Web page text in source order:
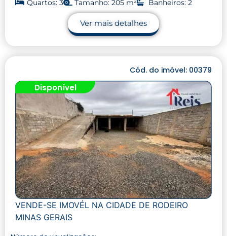
Quartos: 3 Tamanho: 205 m² Banheiros: 2
Ver mais detalhes
Cód. do imóvel: 00379
Disponível
VENDE-SE IMOVÉL NA CIDADE DE RODEIRO
MINAS GERAIS